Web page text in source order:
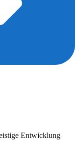
Entwicklung